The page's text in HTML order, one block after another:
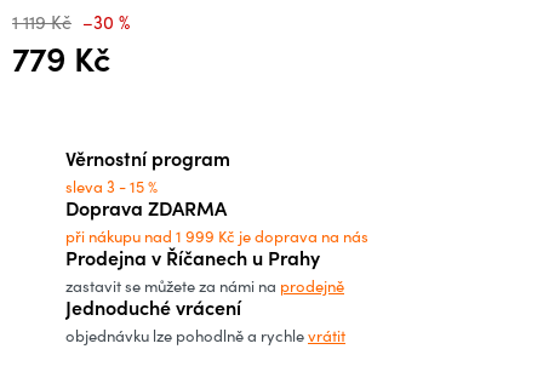
1 119 Kč –30 %
779 Kč
Věrnostní program
sleva 3 - 15 %
Doprava ZDARMA
při nákupu nad 1 999 Kč je doprava na nás
Prodejna v Říčanech u Prahy
zastavit se můžete za námi na prodejně
Jednoduché vrácení
objednávku lze pohodlně a rychlevrátit